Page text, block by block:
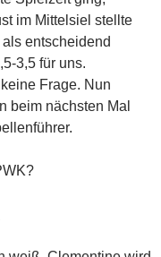
im Mittelsiel stellte
entscheidend
3,5 für uns.
Frage. Nun
beim nächsten Mal